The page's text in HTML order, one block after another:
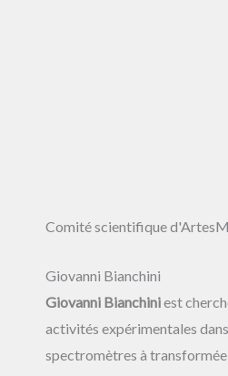
Comité scientifique
Giovanni Bianchini
Giovanni Bianchiniest
activités expérimentales
spectromètres à